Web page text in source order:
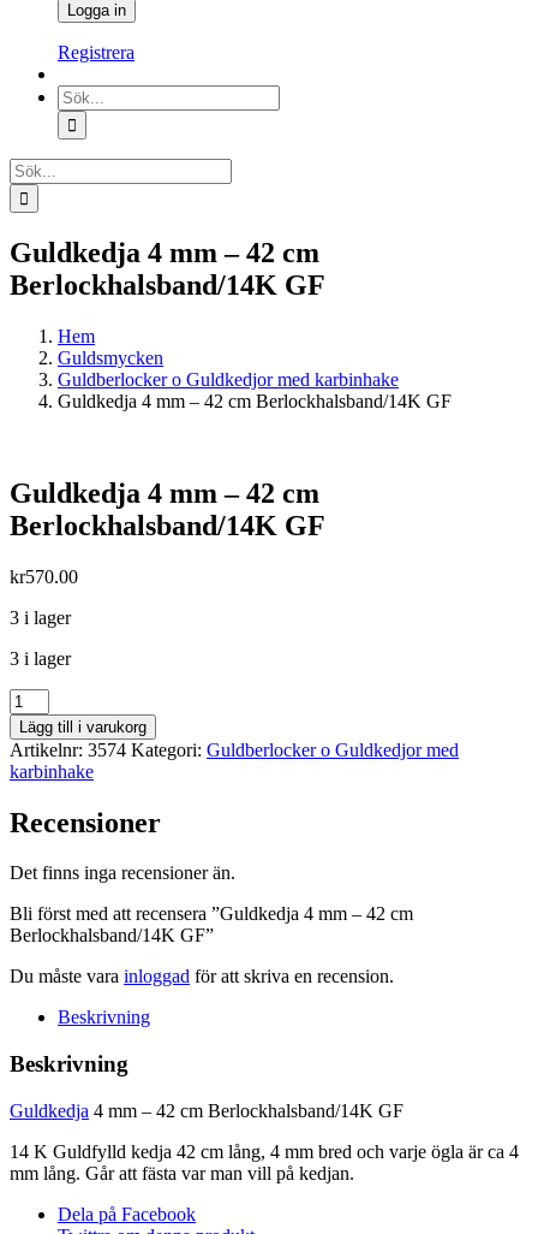
Registrera
Sök
efter:
Sök
efter:
Guldkedja 4 mm – 42 cm
Berlockhalsband/14K GF
Hem
Guldsmycken
Guldberlocker o Guldkedjor med karbinhake
Guldkedja 4 mm – 42 cm Berlockhalsband/14K GF
Guldkedja 4 mm – 42 cm
Berlockhalsband/14K GF
kr570.00
3 i lager
3 i lager
Guldkedja
4
mm
-
42
Berlockhalsband/14K
mängd
Lägg till i varukorg
Artikelnr: 3574 Kategori: Guldberlocker o Guldkedjor med
karbinhake
Recensioner
Det finns inga recensioner än.
Bli först med att recensera ”Guldkedja 4 mm – 42 cm
Berlockhalsband/14K GF”
Du måste vara inloggad för att skriva en recension.
Beskrivning
Beskrivning
Guldkedja 4 mm – 42 cm Berlockhalsband/14K GF
14 K Guldfylld kedja 42 cm lång, 4 mm bred och varje ögla är ca 4
mm lång. Går att fästa var man vill på kedjan.
Dela på Facebook